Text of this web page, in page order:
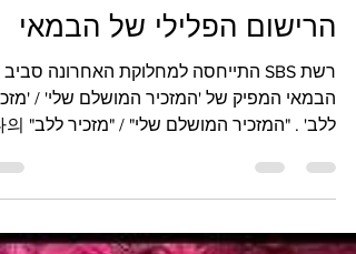
קיי-דרמה
הפקת הדרמה הקוריאנית
'המזכיר המושלם שלי' /
'מזכיר ללב' מגיבה בנושא
הרישום הפלילי של הבמאי
רשת SBS התייחסה למחלוקת האחרונה סביב